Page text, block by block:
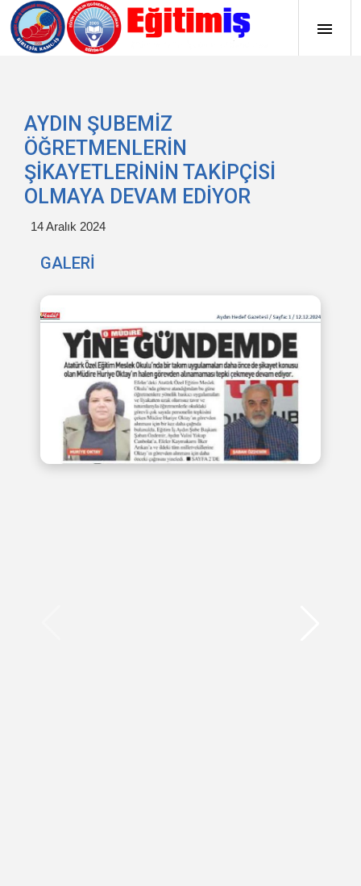
AYDIN ŞUBEMİZ
ÖĞRETMENLERİN
ŞİKAYETLERİNİN TAKİPÇİSİ
OLMAYA DEVAM EDİYOR
14 Aralık 2024
GALERİ